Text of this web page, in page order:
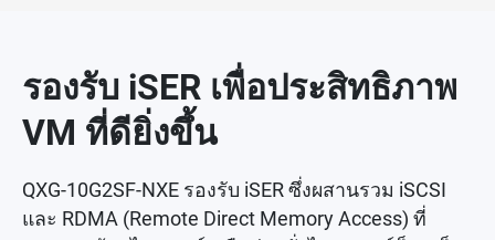
รองรับ iSER เพื่อประสิทธิภาพ
VM ที่ดียิ่งขึ้น
QXG-10G2SF-NXE รองรับ iSER ซึ่งผสานรวม iSCSI
และ RDMA (Remote Direct Memory Access) ที่